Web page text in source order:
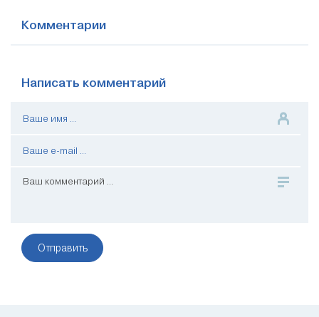
Комментарии
Написать комментарий
Отправить